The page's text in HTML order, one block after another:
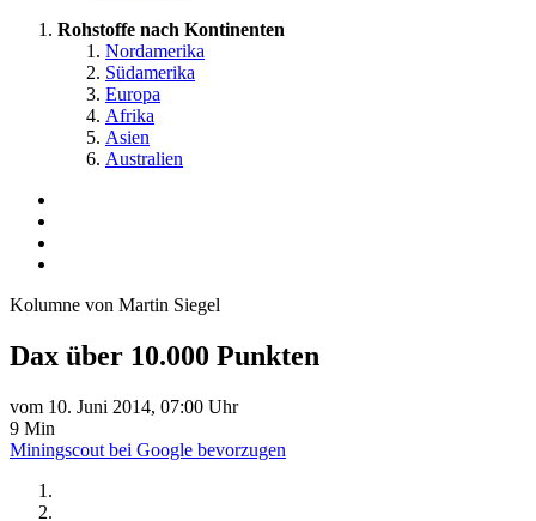
Rohstoffe nach Kontinenten
Nordamerika
Südamerika
Europa
Afrika
Asien
Australien
Kolumne von Martin Siegel
Dax über 10.000 Punkten
vom 10. Juni 2014, 07:00 Uhr
9 Min
Miningscout bei Google bevorzugen